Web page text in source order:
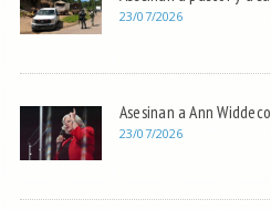
23/07/2026
Asesinan a Ann
23/07/2026